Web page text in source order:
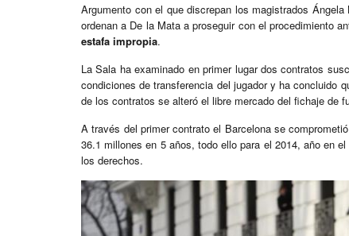
Argumento con el que discrepan los magistrados
ordenan a De la Mata a proseguir con el procedimiento
estafa impropia.
La Sala ha examinado en primer lugar dos contratos
condiciones de transferencia del jugador y ha concluido
de los contratos se alteró el libre mercado del fichaje de
A través del primer contrato el Barcelona se
36.1 millones en 5 años, todo ello para el 2014, año en
los derechos.